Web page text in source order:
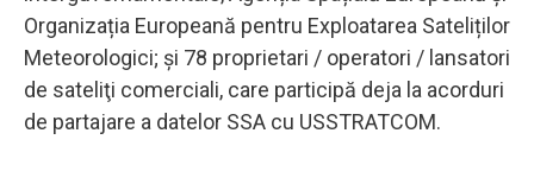
Organizația Europeană pentru Exploatarea Sateliților
Meteorologici; și 78 proprietari / operatori / lansatori
de sateliţi comerciali, care participă deja la acorduri
de partajare a datelor SSA cu USSTRATCOM.